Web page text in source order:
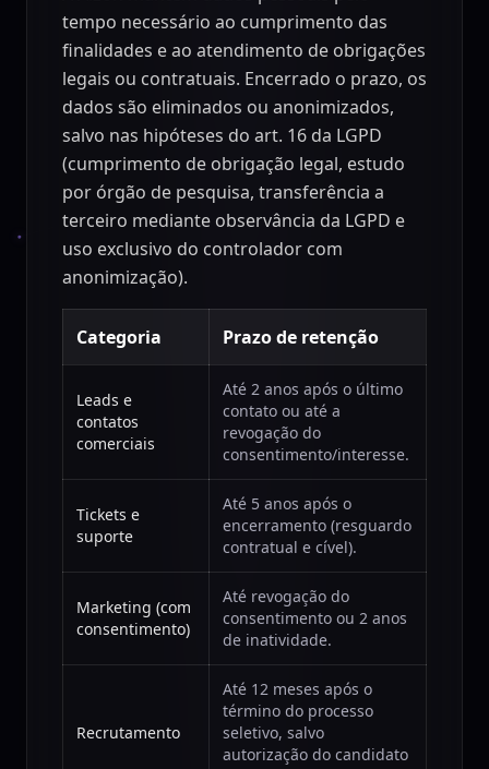
tempo necessário ao cumprimento das
finalidades e ao atendimento de obrigações
legais ou contratuais. Encerrado o prazo, os
dados são eliminados ou anonimizados,
salvo nas hipóteses do art. 16 da LGPD
(cumprimento de obrigação legal, estudo
por órgão de pesquisa, transferência a
terceiro mediante observância da LGPD e
uso exclusivo do controlador com
anonimização).
Categoria Prazo de retenção
Leads e
contatos
comerciais
Até 2 anos após o último
contato ou até a
revogação do
consentimento/interesse.
Tickets e
suporte
Até 5 anos após o
encerramento (resguardo
contratual e cível).
Marketing (com
consentimento)
Até revogação do
consentimento ou 2 anos
de inatividade.
Recrutamento
Até 12 meses após o
término do processo
seletivo, salvo
autorização do candidato